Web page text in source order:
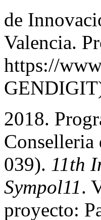
de
Valencia.
https://
2018.
039). 11th
Sympol11.
proyecto: